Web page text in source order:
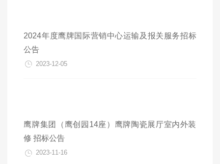
2024年度鹰牌国际营销中心运输及报关服务招标
公告
2023-12-05
鹰牌集团（鹰创园14座）鹰牌陶瓷展厅室内外装
修 招标公告
2023-11-16